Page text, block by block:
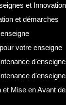
et
et démarches
votre enseigne
et Mise en Avant